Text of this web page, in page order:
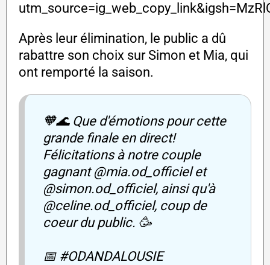
Après leur élimination, le public a dû
rabattre son choix sur Simon et Mia, qui
ont remporté la saison.
🧡🌊 Que d'émotions pour cette
grande finale en direct!
Félicitations à notre couple
gagnant @mia.od_officiel et
@simon.od_officiel, ainsi qu'à
@celine.od_officiel, coup de
coeur du public. 🥳
📅 #ODANDALOUSIE